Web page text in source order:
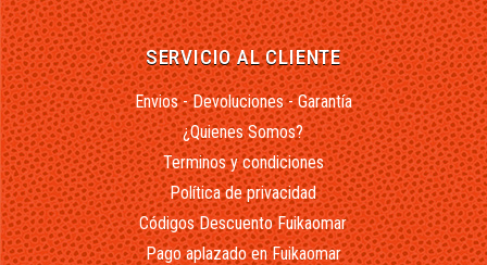
SERVICIO AL CLIENTE
Envios - Devoluciones - Garantía
¿Quienes Somos?
Terminos y condiciones
Política de privacidad
Códigos Descuento Fuikaomar
Pago aplazado en Fuikaomar